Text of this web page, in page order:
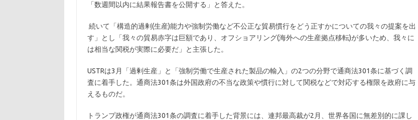
「数週間以内に結果報告書を公開する」と答えた。
続いて「構造的過剰(生産)能力や強制労働など不公正な貿易慣行をどう正すかについての我々の提案を出
す」とし「我々の貿易赤字は巨額であり、オフショアリング(海外への生産拠点移転)が多いため、我々に
は相当な関税が実際に必要だ」と主張した。
USTRは3月「過剰生産」と「強制労働で生産された製品の輸入」の2つの分野で通商法301条に基づく調
査に着手した。通商法301条は外国政府の不当な政策や慣行に対して関税などで対応する権限を政府に与
えるものだ。
トランプ政権が通商法301条の調査に着手した背景には、連邦最高裁が2月、世界各国に無差別的に課し